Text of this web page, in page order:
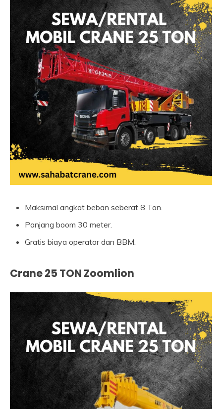
Maksimal angkat beban seberat 8 Ton.
Panjang boom 30 meter.
Gratis biaya operator dan BBM.
Crane 25 TON Zoomlion